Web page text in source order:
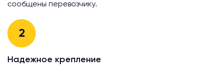
сообщены перевозчику.
2
Надежное крепление